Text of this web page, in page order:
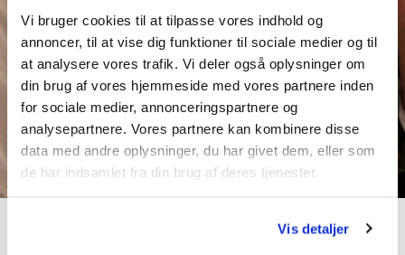
Vi bruger cookies til at tilpasse vores indhold og
annoncer, til at vise dig funktioner til sociale medier og til
at analysere vores trafik. Vi deler også oplysninger om
din brug af vores hjemmeside med vores partnere inden
for sociale medier, annonceringspartnere og
analysepartnere. Vores partnere kan kombinere disse
data med andre oplysninger, du har givet dem, eller som
de har indsamlet fra din brug af deres tjenester.
Vis detaljer
Lav dit eget skema
Her kan du prøve at lave dit eget